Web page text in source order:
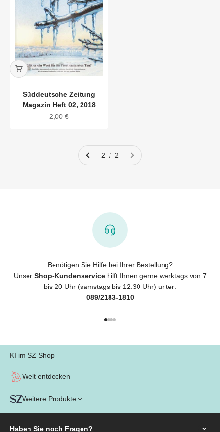
Süddeutsche Zeitung
Magazin Heft 02, 2018
Angebot
2,00 €
2 / 2
Benötigen Sie Hilfe bei Ihrer Bestellung?
Unser Shop-Kundenservicehilft Ihnen gerne werktags von 7
bis 20 Uhr (samstags bis 12:30 Uhr) unter:
089/2183-1810
KI im SZ Shop
Welt entdecken
Weitere Produkte
Haben Sie noch Fragen?